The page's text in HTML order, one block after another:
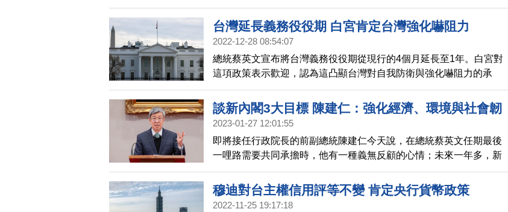
府，4月一艘法國軍艦穿越台海，就是證明。蔡總統感謝法國官方這段
時間展現的友台情誼，隨後親自帶訪團到萬華品嘗台灣小吃。
台灣延長義務役役期 白宮肯定台灣強化嚇阻力
2022-12-28 08:54:07
總統蔡英文宣布將台灣義務役役期從現行的4個月延長至1年。白宮對
這項政策表示歡迎，認為這凸顯台灣對自我防衛與強化嚇阻力的承
諾。
談新內閣3大目標 陳建仁：強化經濟、環境與社會韌
性
2023-01-27 12:01:55
即將接任行政院長的前副總統陳建仁今天說，在總統蔡英文任期最後
一哩路需要共同承擔時，他有一種義無反顧的心情；未來一年多，新
內閣3大重要目標是強化台灣經濟韌性、環境韌性與社會韌性，未來國
家建設需要2300萬無名英雄繼續努力。
穆迪對台主權信用評等不變 肯定央行貨幣政策
2022-11-25 19:17:18